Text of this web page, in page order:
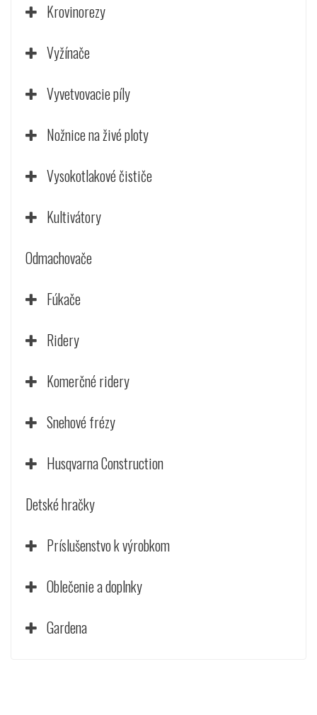
Krovinorezy
Vyžínače
Vyvetvovacie píly
Nožnice na živé ploty
Vysokotlakové čističe
Kultivátory
Odmachovače
Fúkače
Ridery
Komerčné ridery
Snehové frézy
Husqvarna Construction
Detské hračky
Príslušenstvo k výrobkom
Oblečenie a doplnky
Gardena